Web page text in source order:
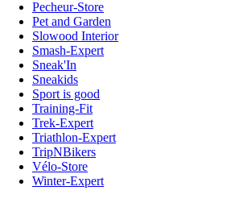
Pecheur-Store
Pet and Garden
Slowood Interior
Smash-Expert
Sneak'In
Sneakids
Sport is good
Training-Fit
Trek-Expert
Triathlon-Expert
TripNBikers
Vélo-Store
Winter-Expert